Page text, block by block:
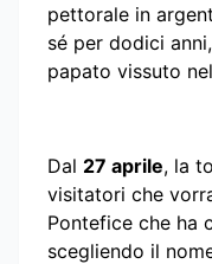
pettorale in
sé per dodici
papato vissuto
Dal 27 aprile, la
visitatori che
Pontefice che ha
scegliendo il